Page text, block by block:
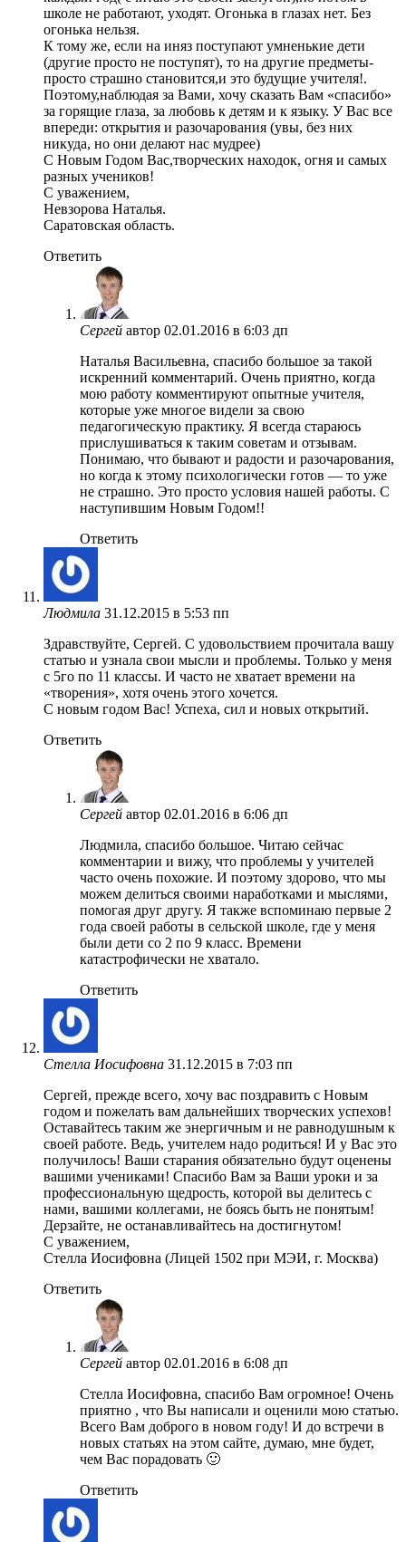
школе не работают, уходят. Огонька в глазах нет. Без
огонька нельзя.
К тому же, если на иняз поступают умненькие дети
(другие просто не поступят), то на другие предметы-
просто страшно становится,и это будущие учителя!.
Поэтому,наблюдая за Вами, хочу сказать Вам «спасибо»
за горящие глаза, за любовь к детям и к языку. У Вас все
впереди: открытия и разочарования (увы, без них
никуда, но они делают нас мудрее)
С Новым Годом Вас,творческих находок, огня и самых
разных учеников!
С уважением,
Невзорова Наталья.
Саратовская область.
Ответить
Сергей автор 02.01.2016 в 6:03 дп
Наталья Васильевна, спасибо большое за такой
искренний комментарий. Очень приятно, когда
мою работу комментируют опытные учителя,
которые уже многое видели за свою
педагогическую практику. Я всегда стараюсь
прислушиваться к таким советам и отзывам.
Понимаю, что бывают и радости и разочарования,
но когда к этому психологически готов — то уже
не страшно. Это просто условия нашей работы. С
наступившим Новым Годом!!
Ответить
Людмила 31.12.2015 в 5:53 пп
Здравствуйте, Сергей. С удовольствием прочитала вашу
статью и узнала свои мысли и проблемы. Только у меня
с 5го по 11 классы. И часто не хватает времени на
«творения», хотя очень этого хочется.
С новым годом Вас! Успеха, сил и новых открытий.
Ответить
Сергей автор 02.01.2016 в 6:06 дп
Людмила, спасибо большое. Читаю сейчас
комментарии и вижу, что проблемы у учителей
часто очень похожие. И поэтому здорово, что мы
можем делиться своими наработками и мыслями,
помогая друг другу. Я также вспоминаю первые 2
года своей работы в сельской школе, где у меня
были дети со 2 по 9 класс. Времени
катастрофически не хватало.
Ответить
Стелла Иосифовна 31.12.2015 в 7:03 пп
Сергей, прежде всего, хочу вас поздравить с Новым
годом и пожелать вам дальнейших творческих успехов!
Оставайтесь таким же энергичным и не равнодушным к
своей работе. Ведь, учителем надо родиться! И у Вас это
получилось! Ваши старания обязательно будут оценены
вашими учениками! Спасибо Вам за Ваши уроки и за
профессиональную щедрость, которой вы делитесь с
нами, вашими коллегами, не боясь быть не понятым!
Дерзайте, не останавливайтесь на достигнутом!
С уважением,
Стелла Иосифовна (Лицей 1502 при МЭИ, г. Москва)
Ответить
Сергей автор 02.01.2016 в 6:08 дп
Стелла Иосифовна, спасибо Вам огромное! Очень
приятно , что Вы написали и оценили мою статью.
Всего Вам доброго в новом году! И до встречи в
новых статьях на этом сайте, думаю, мне будет,
чем Вас порадовать 🙂
Ответить